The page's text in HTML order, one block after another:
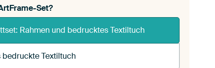
Set?
Rahmen und bedrucktes Textiltuch
bedruckte Textiltuch